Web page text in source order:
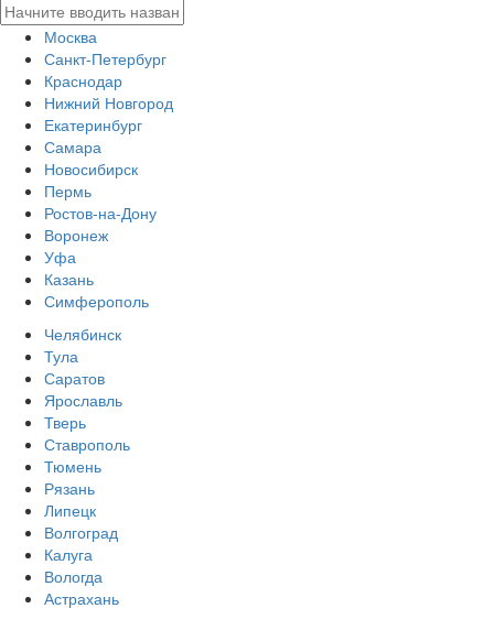
Москва
Санкт-Петербург
Краснодар
Нижний Новгород
Екатеринбург
Самара
Новосибирск
Пермь
Ростов-на-Дону
Воронеж
Уфа
Казань
Симферополь
Челябинск
Тула
Саратов
Ярославль
Тверь
Ставрополь
Тюмень
Рязань
Липецк
Волгоград
Калуга
Вологда
Астрахань